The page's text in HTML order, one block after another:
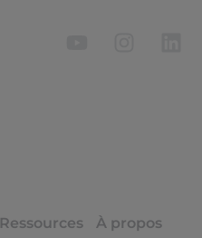
Ressources
À propos